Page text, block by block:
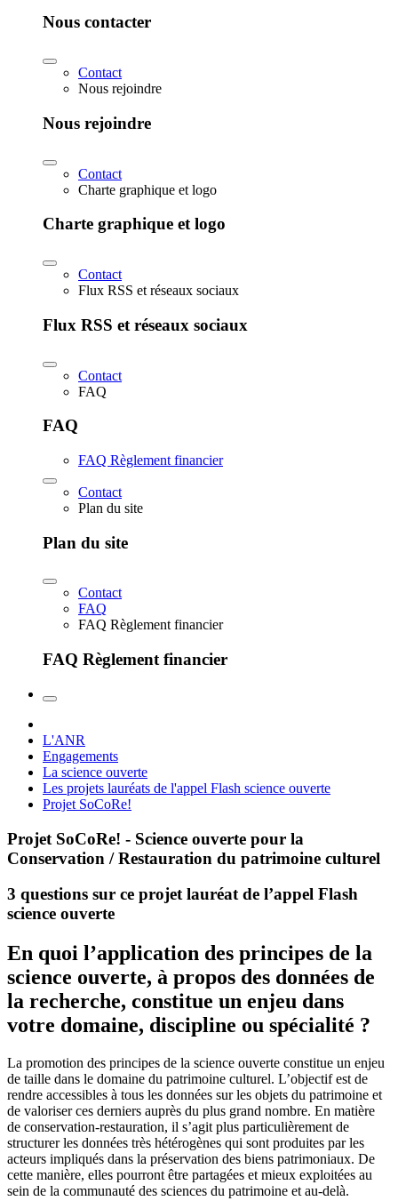
Nous contacter
Contact
Nous rejoindre
Nous rejoindre
Contact
Charte graphique et logo
Charte graphique et logo
Contact
Flux RSS et réseaux sociaux
Flux RSS et réseaux sociaux
Contact
FAQ
FAQ
FAQ Règlement financier
Contact
Plan du site
Plan du site
Contact
FAQ
FAQ Règlement financier
FAQ Règlement financier
L'ANR
Engagements
La science ouverte
Les projets lauréats de l'appel Flash science ouverte
Projet SoCoRe!
Projet SoCoRe! - Science ouverte pour la
Conservation / Restauration du patrimoine culturel
3 questions sur ce projet lauréat de l’appel Flash
science ouverte
En quoi l’application des principes de la
science ouverte, à propos des données de
la recherche, constitue un enjeu dans
votre domaine, discipline ou spécialité ?
La promotion des principes de la science ouverte constitue un enjeu
de taille dans le domaine du patrimoine culturel. L’objectif est de
rendre accessibles à tous les données sur les objets du patrimoine et
de valoriser ces derniers auprès du plus grand nombre. En matière
de conservation-restauration, il s’agit plus particulièrement de
structurer les données très hétérogènes qui sont produites par les
acteurs impliqués dans la préservation des biens patrimoniaux. De
cette manière, elles pourront être partagées et mieux exploitées au
sein de la communauté des sciences du patrimoine et au-delà.